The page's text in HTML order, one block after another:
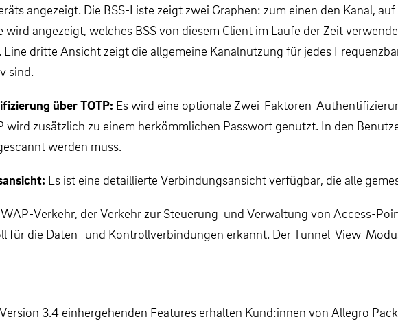
angezeigt. Die BSS-Liste zeigt zwei Graphen: zum einen den Kanal,
angezeigt, welches BSS von diesem Client im Laufe der Zeit
dritte Ansicht zeigt die allgemeine Kanalnutzung für jedes
sind.
über TOTP: Es wird eine optionale Zwei-Faktoren-
wird zusätzlich zu einem herkömmlichen Passwort genutzt. In den
werden muss.
Es ist eine detaillierte Verbindungsansicht verfügbar, die alle
Verkehr, der Verkehr zur Steuerung und Verwaltung von Access-
für die Daten- und Kontrollverbindungen erkannt. Der Tunnel-View-
3.4 einhergehenden Features erhalten Kund:innen von Allegro